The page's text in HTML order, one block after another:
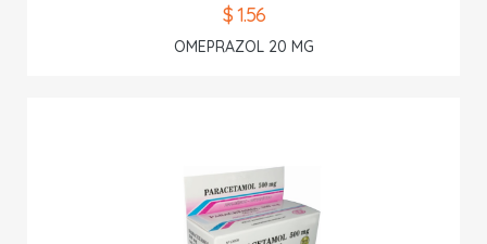
$ 1.56
OMEPRAZOL 20 MG